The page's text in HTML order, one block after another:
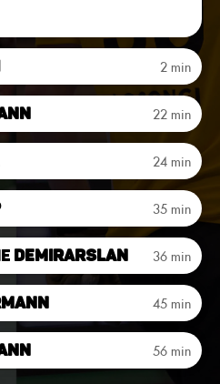
2 min
22 min
24 min
35 min
Demirarslan 36 min
45 min
56 min